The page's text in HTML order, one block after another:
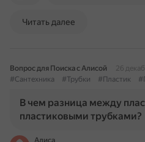
Читать далее
Вопрос для Поиска с Алисой
26
#Сантехника
#Трубки #Пластик
В чем разница между
пластиковыми трубками?
Алиса